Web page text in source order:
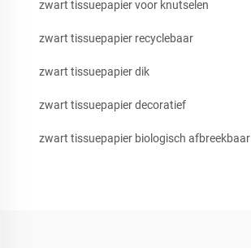
zwart tissuepapier voor knutselen
zwart tissuepapier recyclebaar
zwart tissuepapier dik
zwart tissuepapier decoratief
zwart tissuepapier biologisch afbreekbaar